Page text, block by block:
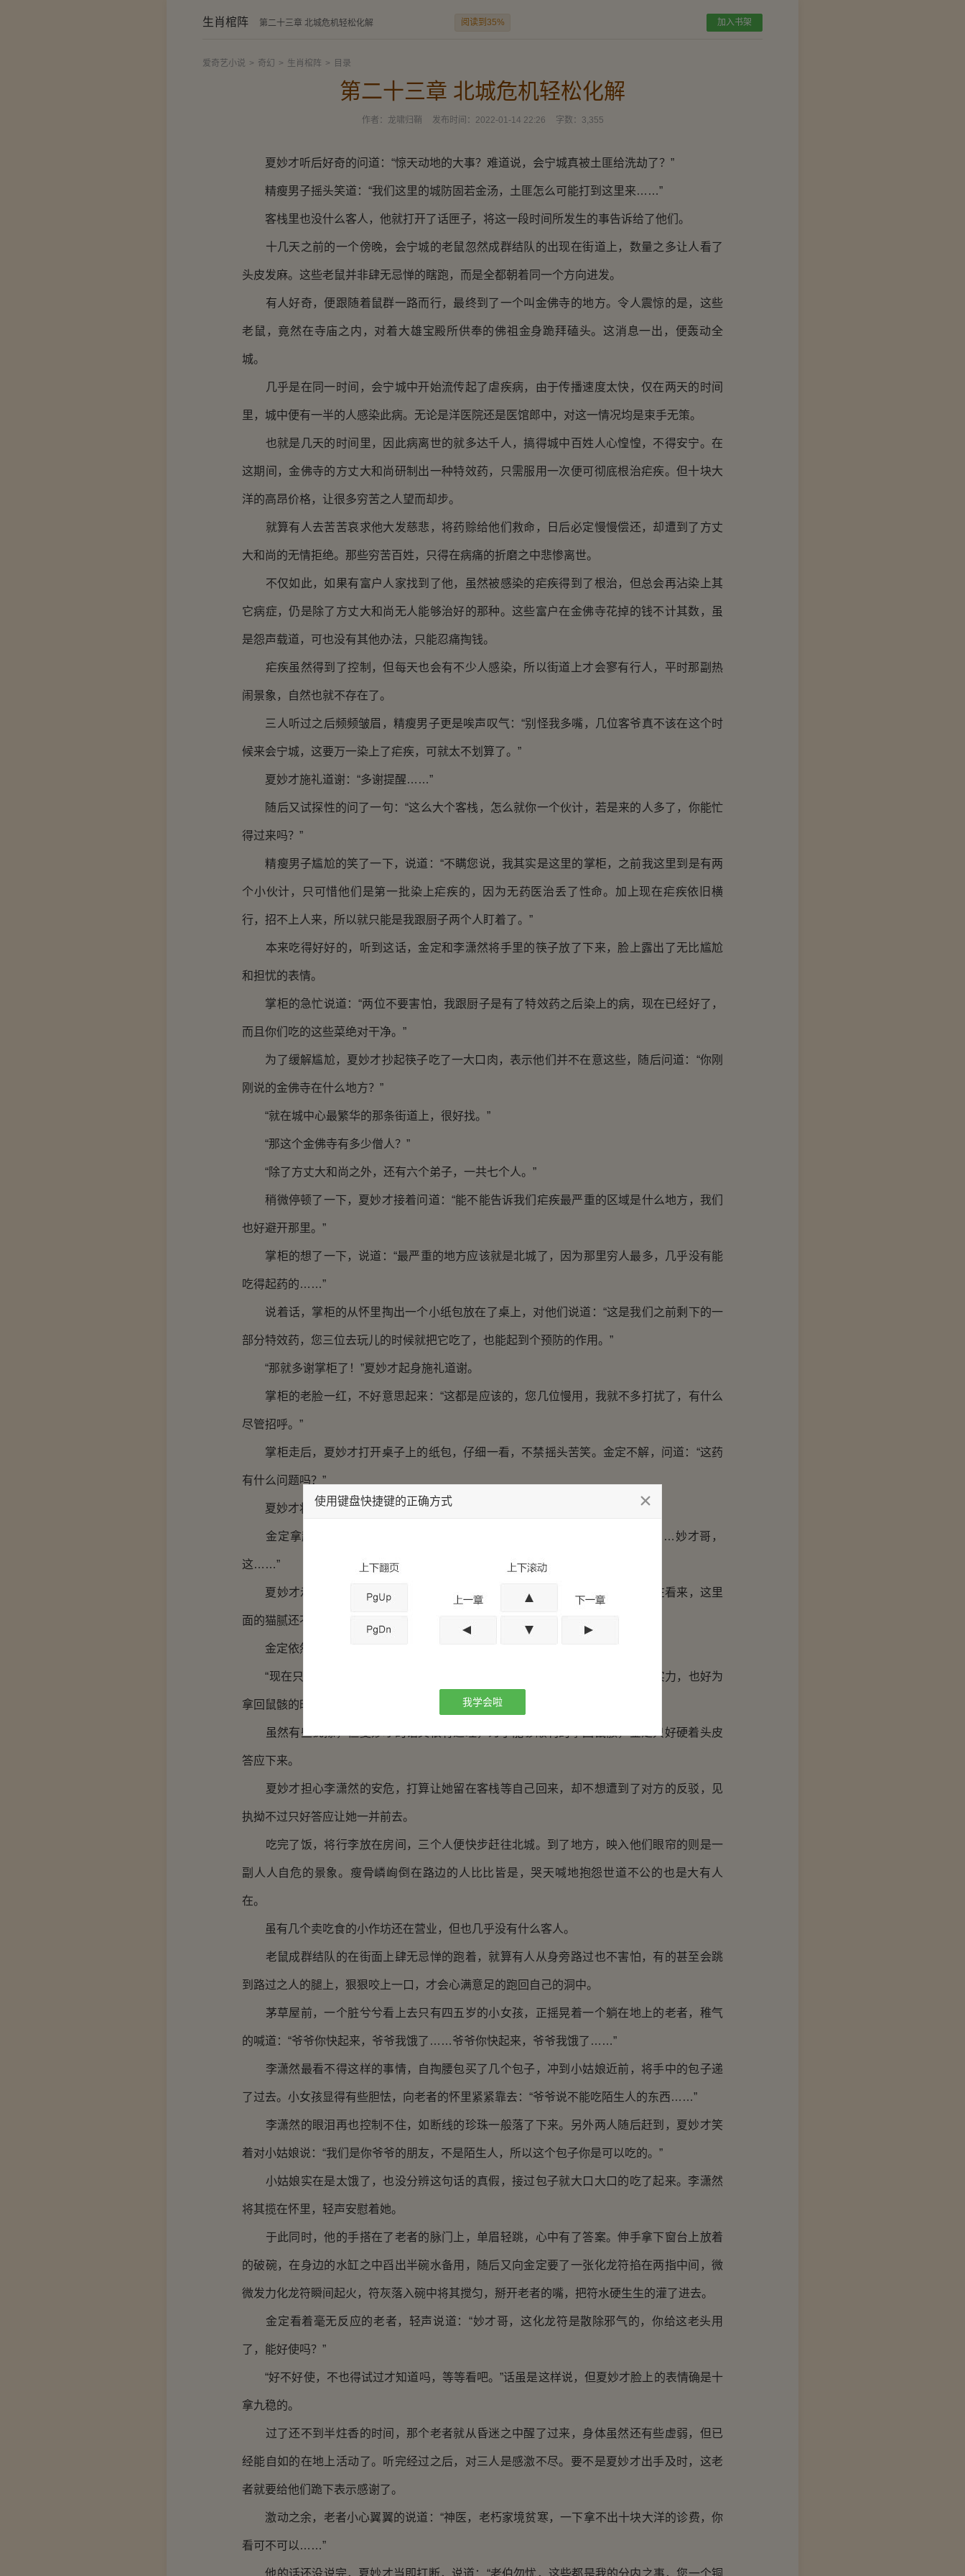
生肖棺阵 第二十三章 北城危机轻松化解 阅读到35% 加入书架
爱奇艺小说 > 奇幻 > 生肖棺阵 > 目录
第二十三章 北城危机轻松化解
作者： 龙啸归鞘 发布时间： 2022-01-14 22:26 字数： 3,355
夏妙才听后好奇的问道：“惊天动地的大事？难道说，会宁城真被土匪给洗劫了？”
精瘦男子摇头笑道：“我们这里的城防固若金汤，土匪怎么可能打到这里来……”
客栈里也没什么客人，他就打开了话匣子，将这一段时间所发生的事告诉给了他们。
十几天之前的一个傍晚，会宁城的老鼠忽然成群结队的出现在街道上，数量之多让人看了
头皮发麻。这些老鼠并非肆无忌惮的瞎跑，而是全都朝着同一个方向进发。
有人好奇，便跟随着鼠群一路而行，最终到了一个叫金佛寺的地方。令人震惊的是，这些
老鼠，竟然在寺庙之内，对着大雄宝殿所供奉的佛祖金身跪拜磕头。这消息一出，便轰动全
城。
几乎是在同一时间，会宁城中开始流传起了虐疾病，由于传播速度太快，仅在两天的时间
里，城中便有一半的人感染此病。无论是洋医院还是医馆郎中，对这一情况均是束手无策。
也就是几天的时间里，因此病离世的就多达千人，搞得城中百姓人心惶惶，不得安宁。在
这期间，金佛寺的方丈大和尚研制出一种特效药，只需服用一次便可彻底根治疟疾。但十块大
洋的高昂价格，让很多穷苦之人望而却步。
就算有人去苦苦哀求他大发慈悲，将药赊给他们救命，日后必定慢慢偿还，却遭到了方丈
大和尚的无情拒绝。那些穷苦百姓，只得在病痛的折磨之中悲惨离世。
不仅如此，如果有富户人家找到了他，虽然被感染的疟疾得到了根治，但总会再沾染上其
它病症，仍是除了方丈大和尚无人能够治好的那种。这些富户在金佛寺花掉的钱不计其数，虽
是怨声载道，可也没有其他办法，只能忍痛掏钱。
疟疾虽然得到了控制，但每天也会有不少人感染，所以街道上才会寥有行人，平时那副热
闹景象，自然也就不存在了。
三人听过之后频频皱眉，精瘦男子更是唉声叹气：“别怪我多嘴，几位客爷真不该在这个时
候来会宁城，这要万一染上了疟疾，可就太不划算了。”
夏妙才施礼道谢：“多谢提醒……”
随后又试探性的问了一句：“这么大个客栈，怎么就你一个伙计，若是来的人多了，你能忙
得过来吗？”
精瘦男子尴尬的笑了一下，说道：“不瞒您说，我其实是这里的掌柜，之前我这里到是有两
个小伙计，只可惜他们是第一批染上疟疾的，因为无药医治丢了性命。加上现在疟疾依旧横
行，招不上人来，所以就只能是我跟厨子两个人盯着了。”
本来吃得好好的，听到这话，金定和李潇然将手里的筷子放了下来，脸上露出了无比尴尬
和担忧的表情。
掌柜的急忙说道：“两位不要害怕，我跟厨子是有了特效药之后染上的病，现在已经好了，
而且你们吃的这些菜绝对干净。”
为了缓解尴尬，夏妙才抄起筷子吃了一大口肉，表示他们并不在意这些，随后问道：“你刚
刚说的金佛寺在什么地方？”
“就在城中心最繁华的那条街道上，很好找。”
“那这个金佛寺有多少僧人？”
“除了方丈大和尚之外，还有六个弟子，一共七个人。”
稍微停顿了一下，夏妙才接着问道：“能不能告诉我们疟疾最严重的区域是什么地方，我们
也好避开那里。”
掌柜的想了一下，说道：“最严重的地方应该就是北城了，因为那里穷人最多，几乎没有能
吃得起药的……”
说着话，掌柜的从怀里掏出一个小纸包放在了桌上，对他们说道：“这是我们之前剩下的一
部分特效药，您三位去玩儿的时候就把它吃了，也能起到个预防的作用。”
“那就多谢掌柜了！”夏妙才起身施礼道谢。
掌柜的老脸一红，不好意思起来：“这都是应该的，您几位慢用，我就不多打扰了，有什么
尽管招呼。”
掌柜走后，夏妙才打开桌子上的纸包，仔细一看，不禁摇头苦笑。金定不解，问道：“这药
有什么问题吗？”
夏妙才将药推到他的面前：“你自己看看吧。”
金定拿起纸包，在鼻子底下闻了一闻，随之瞪大双眼惊讶的说道：“驱邪粉……妙才哥，
这……”
夏妙才示意他不要声张：“听到鼠群拜庙和疟疾泛滥的时候我就觉得奇怪，现在看来，这里
面的猫腻还不小呢。”
金定依然惊讶的问道：“照你这么说，他们得的不是疟疾？”
“现在只是猜测，等下去北城看看就知道了。顺便还可以摸一下那个大和尚的实力，也好为
拿回鼠骸的时候做些准备。”
虽然有些犹豫，但夏妙才的话又很有道理，为了能够顺利的拿回鼠骸，金定只好硬着头皮
答应下来。
夏妙才担心李潇然的安危，打算让她留在客栈等自己回来，却不想遭到了对方的反驳，见
执拗不过只好答应让她一并前去。
吃完了饭，将行李放在房间，三个人便快步赶往北城。到了地方，映入他们眼帘的则是一
副人人自危的景象。瘦骨嶙峋倒在路边的人比比皆是，哭天喊地抱怨世道不公的也是大有人
在。
虽有几个卖吃食的小作坊还在营业，但也几乎没有什么客人。
老鼠成群结队的在街面上肆无忌惮的跑着，就算有人从身旁路过也不害怕，有的甚至会跳
到路过之人的腿上，狠狠咬上一口，才会心满意足的跑回自己的洞中。
茅草屋前，一个脏兮兮看上去只有四五岁的小女孩，正摇晃着一个躺在地上的老者，稚气
的喊道：“爷爷你快起来，爷爷我饿了……爷爷你快起来，爷爷我饿了……”
李潇然最看不得这样的事情，自掏腰包买了几个包子，冲到小姑娘近前，将手中的包子递
了过去。小女孩显得有些胆怯，向老者的怀里紧紧靠去：“爷爷说不能吃陌生人的东西……”
李潇然的眼泪再也控制不住，如断线的珍珠一般落了下来。另外两人随后赶到，夏妙才笑
着对小姑娘说：“我们是你爷爷的朋友，不是陌生人，所以这个包子你是可以吃的。”
小姑娘实在是太饿了，也没分辨这句话的真假，接过包子就大口大口的吃了起来。李潇然
将其揽在怀里，轻声安慰着她。
于此同时，他的手搭在了老者的脉门上，单眉轻跳，心中有了答案。伸手拿下窗台上放着
的破碗，在身边的水缸之中舀出半碗水备用，随后又向金定要了一张化龙符掐在两指中间，微
微发力化龙符瞬间起火，符灰落入碗中将其搅匀，掰开老者的嘴，把符水硬生生的灌了进去。
金定看着毫无反应的老者，轻声说道：“妙才哥，这化龙符是散除邪气的，你给这老头用
了，能好使吗？”
“好不好使，不也得试过才知道吗，等等看吧。”话虽是这样说，但夏妙才脸上的表情确是十
拿九稳的。
过了还不到半炷香的时间，那个老者就从昏迷之中醒了过来，身体虽然还有些虚弱，但已
经能自如的在地上活动了。听完经过之后，对三人是感激不尽。要不是夏妙才出手及时，这老
者就要给他们跪下表示感谢了。
激动之余，老者小心翼翼的说道：“神医，老朽家境贫寒，一下拿不出十块大洋的诊费，你
看可不可以……”
他的话还没说完，夏妙才当即打断，说道：“老伯勿忧，这些都是我的分内之事，您一个铜
使用键盘快捷键的正确方式
我学会啦